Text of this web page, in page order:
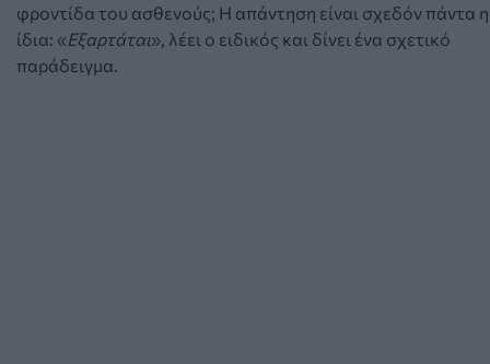
φροντίδα του ασθενούς; Η απάντηση είναι σχεδόν πάντα η
ίδια: «Εξαρτάται», λέει ο ειδικός και δίνει ένα σχετικό
παράδειγμα.